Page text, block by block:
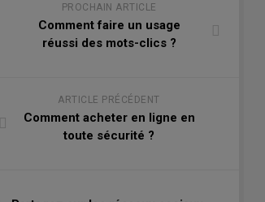
PROCHAIN ARTICLE
Comment faire un usage
réussi des mots-clics ?
ARTICLE PRÉCÉDENT
Comment acheter en ligne en
toute sécurité ?